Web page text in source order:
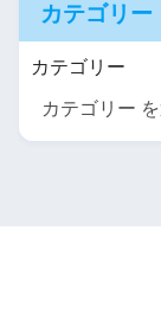
カテゴリー
カテゴリー